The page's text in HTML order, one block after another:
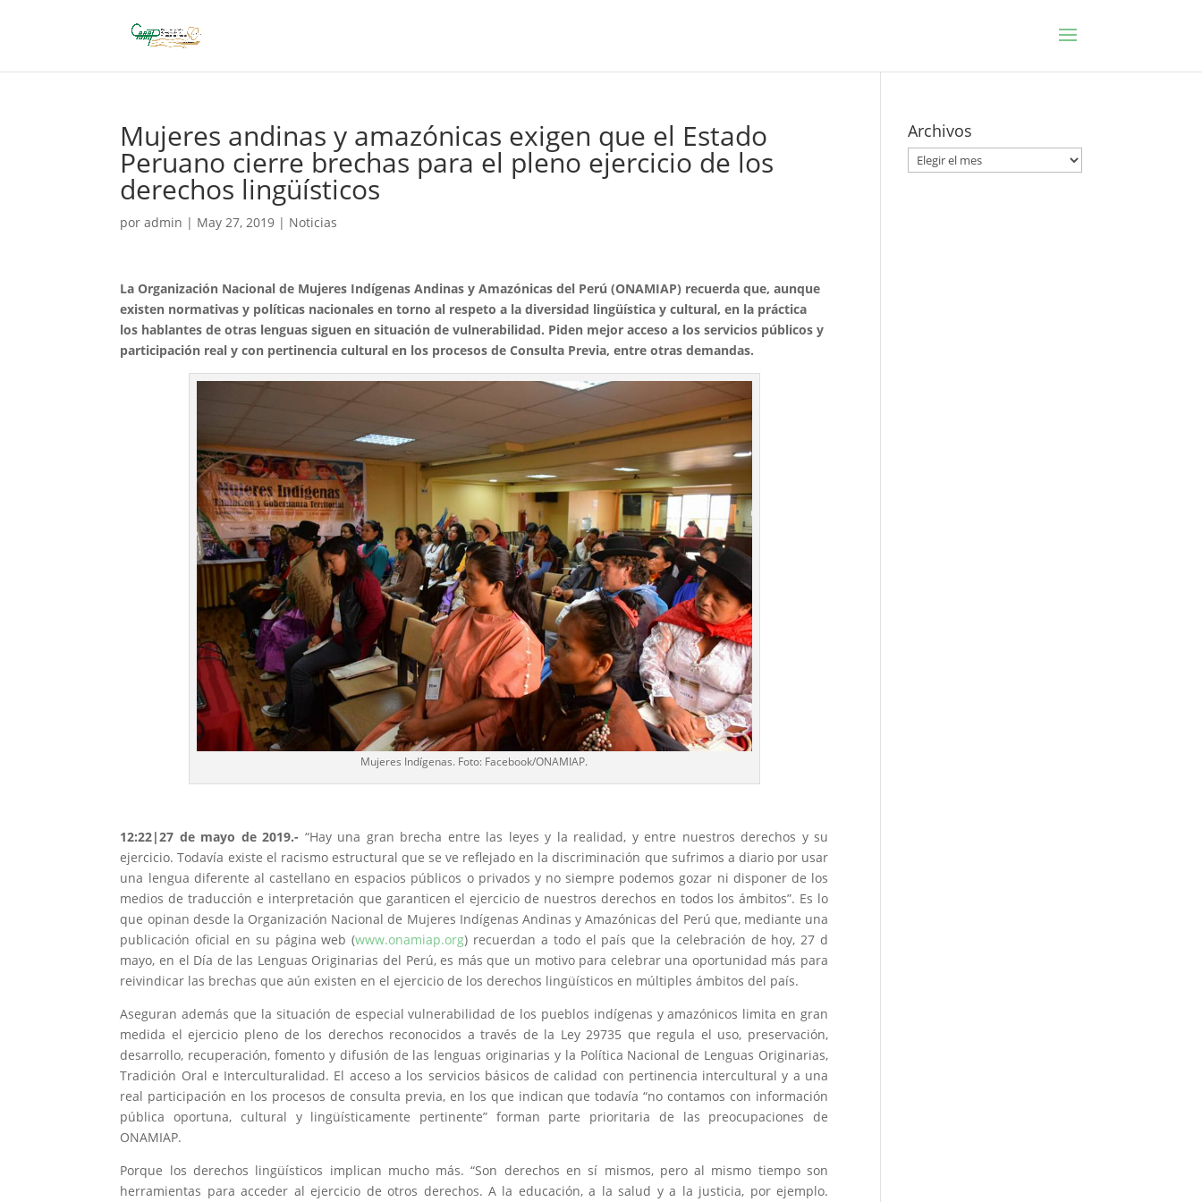
Mujeres andinas y amazónicas exigen que el Estado
Peruano cierre brechas para el pleno ejercicio de los
derechos lingüísticos
poradmin | May 27, 2019 | Noticias
La Organización Nacional de Mujeres Indígenas Andinas y Amazónicas del Perú (ONAMIAP) recuerda que, aunque
existen normativas y políticas nacionales en torno al respeto a la diversidad lingüística y cultural, en la práctica
los hablantes de otras lenguas siguen en situación de vulnerabilidad. Piden mejor acceso a los servicios públicos y
participación real y con pertinencia cultural en los procesos de Consulta Previa, entre otras demandas.
Mujeres Indígenas. Foto: Facebook/ONAMIAP.
12:22|27 de mayo de 2019.- “Hay una gran brecha entre las leyes y la realidad, y entre nuestros derechos y su
ejercicio. Todavía existe el racismo estructural que se ve reflejado en la discriminación que sufrimos a diario por usar
una lengua diferente al castellano en espacios públicos o privados y no siempre podemos gozar ni disponer de los
medios de traducción e interpretación que garanticen el ejercicio de nuestros derechos en todos los ámbitos”. Es lo
que opinan desde la Organización Nacional de Mujeres Indígenas Andinas y Amazónicas del Perú que, mediante una
publicación oficial en su página web (www.onamiap.org) recuerdan a todo el país que la celebración de hoy, 27 d
mayo, en el Día de las Lenguas Originarias del Perú, es más que un motivo para celebrar una oportunidad más para
reivindicar las brechas que aún existen en el ejercicio de los derechos lingüísticos en múltiples ámbitos del país.
Aseguran además que la situación de especial vulnerabilidad de los pueblos indígenas y amazónicos limita en gran
medida el ejercicio pleno de los derechos reconocidos a través de la Ley 29735 que regula el uso, preservación,
desarrollo, recuperación, fomento y difusión de las lenguas originarias y la Política Nacional de Lenguas Originarias,
Tradición Oral e Interculturalidad. El acceso a los servicios básicos de calidad con pertinencia intercultural y a una
real participación en los procesos de consulta previa, en los que indican que todavía “no contamos con información
pública oportuna, cultural y lingüísticamente pertinente” forman parte prioritaria de las preocupaciones de
ONAMIAP.
Porque los derechos lingüísticos implican mucho más. “Son derechos en sí mismos, pero al mismo tiempo son
herramientas para acceder al ejercicio de otros derechos. A la educación, a la salud y a la justicia, por ejemplo.
Archivos
Archivos